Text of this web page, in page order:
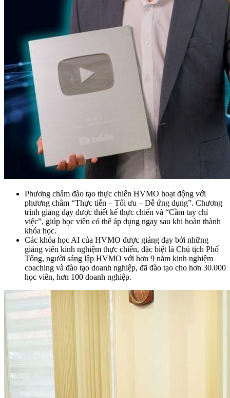
Phương châm đào tạo thực chiến HVMO hoạt động với
phương châm “Thực tiễn – Tối ưu – Dễ ứng dụng”. Chương
trình giảng dạy được thiết kế thực chiến và “Cầm tay chỉ
việc”, giúp học viên có thể áp dụng ngay sau khi hoàn thành
khóa học.
Các khóa học AI của HVMO được giảng dạy bởi những
giảng viên kinh nghiệm thực chiến, đặc biệt là Chủ tịch Phố
Tổng, người sáng lập HVMO với hơn 9 năm kinh nghiệm
coaching và đào tạo doanh nghiệp, đã đào tạo cho hơn 30.000
học viên, hơn 100 doanh nghiệp.